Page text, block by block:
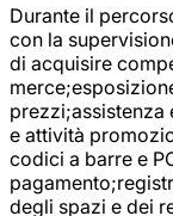
Durante il
con la
di acquisire
prezzi;assistenza
e attività
codici a barre e
degli spazi e dei